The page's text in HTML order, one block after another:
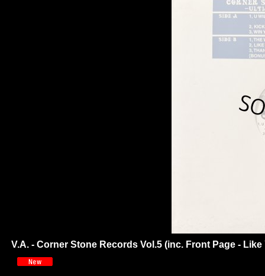
V.A. - Corner Stone Records Vol.5 (inc. Front Page -